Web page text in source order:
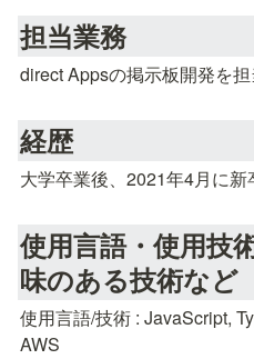
担当業務
direct Appsの掲示板開発を担
経歴
大学卒業後、2021年4月に新
使用言語・使用技
味のある技術など
使用言語/技術 : JavaScript,
AWS